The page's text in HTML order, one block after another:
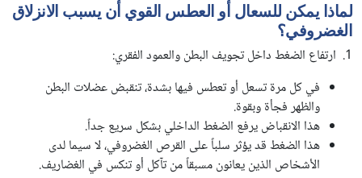
لماذا يمكن للسعال أو العطس القوي أن يسبب الانزلاق
الغضروفي؟
1. ارتفاع الضغط داخل تجويف البطن والعمود الفقري:
في كل مرة تسعل أو تعطس فيها بشدة، تنقبض عضلات البطن
والظهر فجأة وبقوة.
هذا الانقباض يرفع الضغط الداخلي بشكل سريع جداً.
هذا الضغط قد يؤثر سلباً على القرص الغضروفي، لا سيما لدى
الأشخاص الذين يعانون مسبقاً من تآكل أو تنكس في الغضاريف.